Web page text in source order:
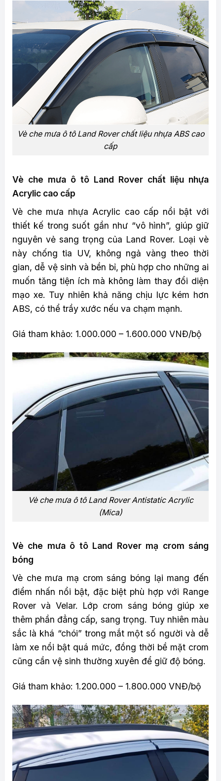
Vè che mưa ô tô Land Rover chất liệu nhựa ABS cao
cấp
Vè che mưa ô tô Land Rover chất liệu nhựa
Acrylic cao cấp
Vè che mưa nhựa Acrylic cao cấp nổi bật với
thiết kế trong suốt gần như “vô hình”, giúp giữ
nguyên vẻ sang trọng của Land Rover. Loại vè
này chống tia UV, không ngả vàng theo thời
gian, dễ vệ sinh và bền bỉ, phù hợp cho những ai
muốn tăng tiện ích mà không làm thay đổi diện
mạo xe. Tuy nhiên khả năng chịu lực kém hơn
ABS, có thể trầy xước nếu va chạm mạnh.
Giá tham khảo: 1.000.000 – 1.600.000 VNĐ/bộ
Vè che mưa ô tô Land Rover Antistatic Acrylic
(Mica)
Vè che mưa ô tô Land Rover mạ crom sáng
bóng
Vè che mưa mạ crom sáng bóng lại mang đến
điểm nhấn nổi bật, đặc biệt phù hợp với Range
Rover và Velar. Lớp crom sáng bóng giúp xe
thêm phần đẳng cấp, sang trọng. Tuy nhiên màu
sắc là khá “chói” trong mắt một số người và dễ
làm xe nổi bật quá mức, đồng thời bề mặt crom
cũng cần vệ sinh thường xuyên để giữ độ bóng.
Giá tham khảo: 1.200.000 – 1.800.000 VNĐ/bộ